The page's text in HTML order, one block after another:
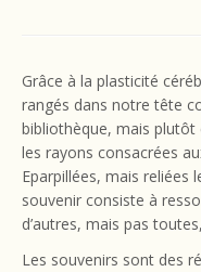
Grâce à la plasticité
rangés dans notre tête
bibliothèque, mais plutôt
les rayons consacrées
Eparpillées, mais reliées
souvenir consiste à
d’autres, mais pas
Les souvenirs sont des